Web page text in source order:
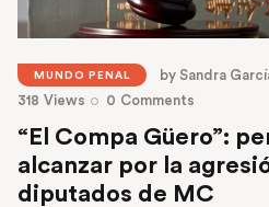
MUNDO PENAL bySandra
318 Views 0 Comments
“El Compa Güero”:
alcanzar por la
diputados de MC